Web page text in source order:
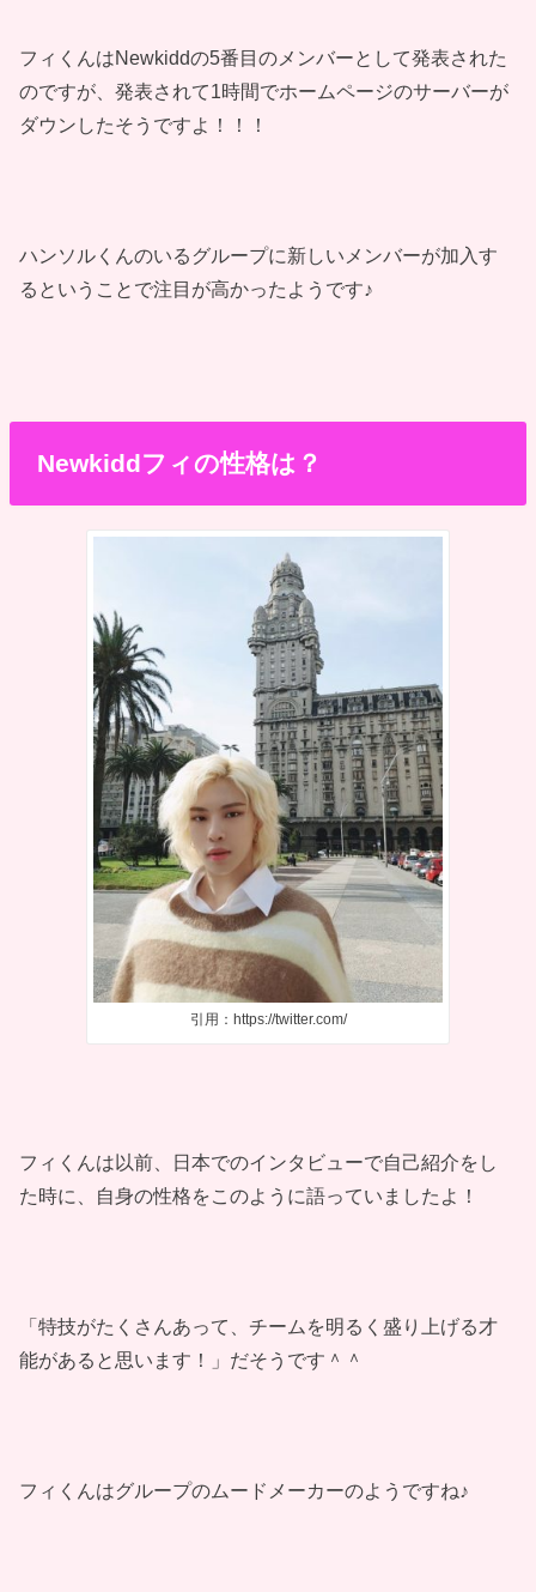
フィくんはNewkiddの5番目のメンバーとして発表された
のですが、発表されて1時間でホームページのサーバーが
ダウンしたそうですよ！！！
ハンソルくんのいるグループに新しいメンバーが加入す
るということで注目が高かったようです♪
Newkiddフィの性格は？
引用：https://twitter.com/
フィくんは以前、日本でのインタビューで自己紹介をし
た時に、自身の性格をこのように語っていましたよ！
「特技がたくさんあって、チームを明るく盛り上げる才
能があると思います！」だそうです＾＾
フィくんはグループのムードメーカーのようですね♪